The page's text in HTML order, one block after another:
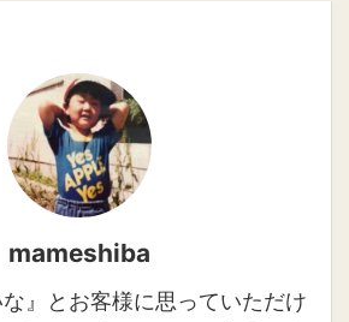
mameshiba
な』とお客様に思っていただけ